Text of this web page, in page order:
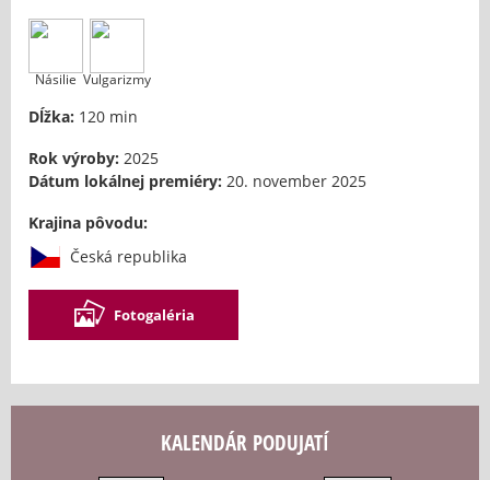
Násilie Vulgarizmy
Dĺžka: 120 min
Rok výroby: 2025
Dátum lokálnej premiéry: 20. november 2025
Krajina pôvodu:
Česká republika
Fotogaléria
KALENDÁR PODUJATÍ